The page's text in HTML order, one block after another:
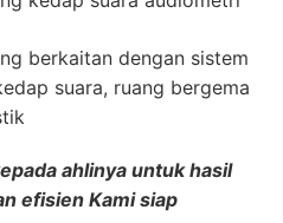
berkaitan dengan sistem
suara, ruang bergema
ahlinya untuk hasil
efisien Kami siap